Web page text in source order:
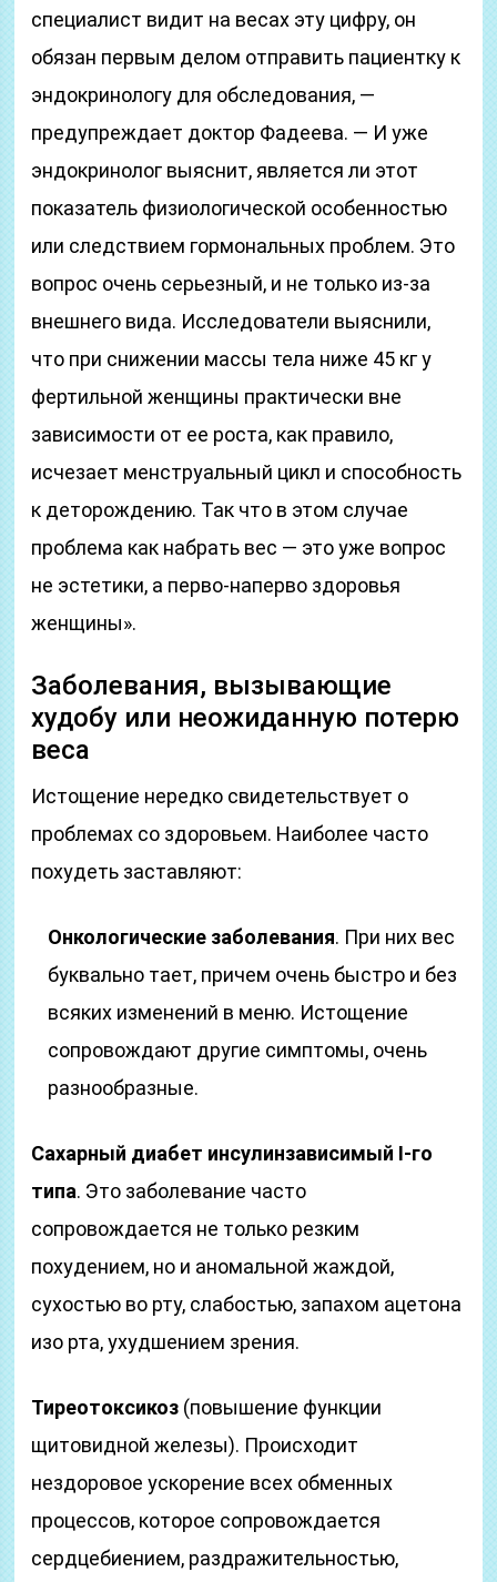
специалист видит на весах эту цифру, он
обязан первым делом отправить пациентку к
эндокринологу для обследования, —
предупреждает доктор Фадеева. — И уже
эндокринолог выяснит, является ли этот
показатель физиологической особенностью
или следствием гормональных проблем. Это
вопрос очень серьезный, и не только из-за
внешнего вида. Исследователи выяснили,
что при снижении массы тела ниже 45 кг у
фертильной женщины практически вне
зависимости от ее роста, как правило,
исчезает менструальный цикл и способность
к деторождению. Так что в этом случае
проблема как набрать вес — это уже вопрос
не эстетики, а перво-наперво здоровья
женщины».
Заболевания, вызывающие
худобу или неожиданную потерю
веса
Истощение нередко свидетельствует о
проблемах со здоровьем. Наиболее часто
похудеть заставляют:
Онкологические заболевания. При них вес
буквально тает, причем очень быстро и без
всяких изменений в меню. Истощение
сопровождают другие симптомы, очень
разнообразные.
Сахарный диабет инсулинзависимый I-го
типа. Это заболевание часто
сопровождается не только резким
похудением, но и аномальной жаждой,
сухостью во рту, слабостью, запахом ацетона
изо рта, ухудшением зрения.
Тиреотоксикоз (повышение функции
щитовидной железы). Происходит
нездоровое ускорение всех обменных
процессов, которое сопровождается
сердцебиением, раздражительностью,